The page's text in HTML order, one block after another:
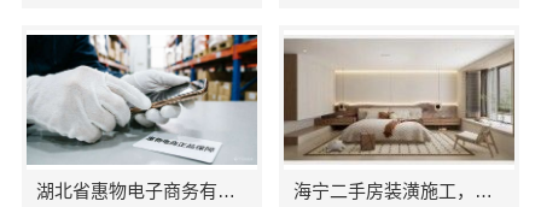
湖北省惠物电子商务有限公司热门日常居家公司价格推荐 海宁二手房装潢施工，嘉兴家美建材科技专业翻新